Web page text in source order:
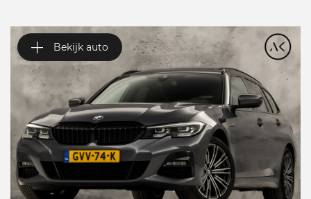
Bekijk auto